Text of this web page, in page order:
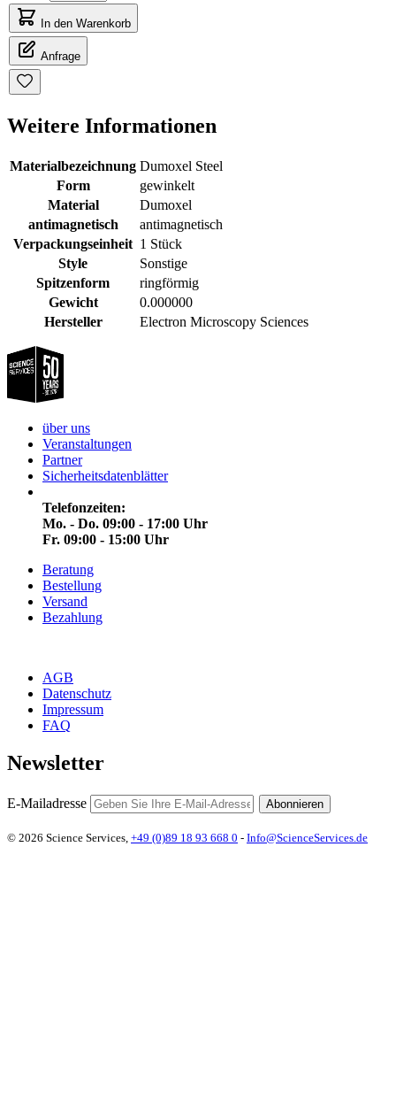
In den Warenkorb
Anfrage
Weitere Informationen
Materialbezeichnung Dumoxel Steel
Form
gewinkelt
Material
Dumoxel
antimagnetisch
antimagnetisch
Verpackungseinheit 1 Stück
Style
Sonstige
Spitzenform
ringförmig
Gewicht
0.000000
Hersteller
Electron Microscopy Sciences
über uns
Veranstaltungen
Partner
Sicherheitsdatenblätter
Telefonzeiten:
Mo. - Do. 09:00 - 17:00 Uhr
Fr. 09:00 - 15:00 Uhr
Beratung
Bestellung
Versand
Bezahlung
AGB
Datenschutz
Impressum
FAQ
Newsletter
E-Mailadresse Abonnieren
© 2026 Science Services, +49 (0)89 18 93 668 0 - Info@ScienceServices.de